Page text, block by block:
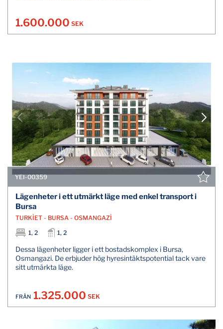
1.600.000 SEK
YEI-00359
Lägenheter i ett utmärkt läge med enkel transport i
Bursa
TURKİET - BURSA - OSMANGAZİ
1, 2
1, 2
Dessa lägenheter ligger i ett bostadskomplex i Bursa,
Osmangazi. De erbjuder hög hyresintäktspotential tack vare
sitt utmärkta läge.
FRÅN 1.325.000 SEK